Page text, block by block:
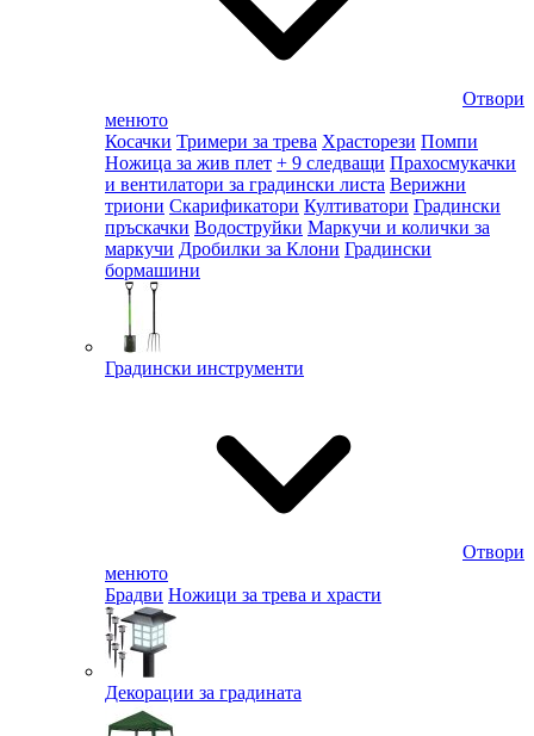
Отвори
менюто
Косачки Тримери за трева Храсторези Помпи
Ножица за жив плет + 9 следващи Прахосмукачки
и вентилатори за градински листа Верижни
триони Скарификатори Култиватори Градински
пръскачки Водоструйки Маркучи и колички за
маркучи Дробилки за Клони Градински
бормашини
Градински инструменти
Отвори
менюто
Брадви Ножици за трева и храсти
Декорации за градината